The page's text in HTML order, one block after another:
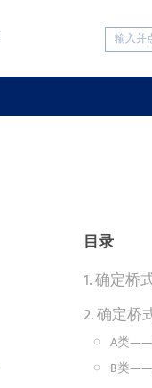
目录
1. 确定桥
2. 确定桥
A类——
B类——